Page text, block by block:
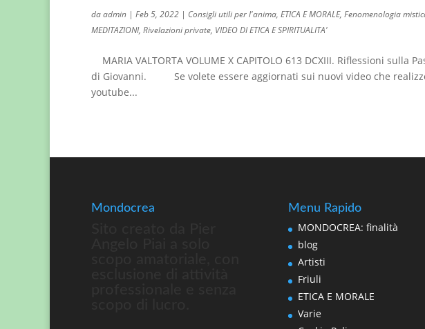
daadmin | Feb 5, 2022 | Consigli utili per l'anima, ETICA E MORALE, Fenomenologia
MEDITAZIONI, Rivelazioni private, VIDEO DI ETICA E SPIRITUALITA'
MARIA VALTORTA VOLUME X CAPITOLO 613 DCXIII. Riflessioni sulla
di Giovanni. Se volete essere aggiornati sui nuovi video che
youtube...
Mondocrea Menu Rapido
MONDOCREA: finalità
blog
Artisti
Friuli
ETICA E MORALE
Varie